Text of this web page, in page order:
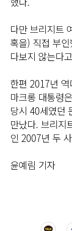
다만 브리지트
혹을) 직접 부
다보지 않는다
한편 2017년
마크롱 대통령
당시 40세였던
만났다. 브리지
인 2007년 두
윤예림 기자